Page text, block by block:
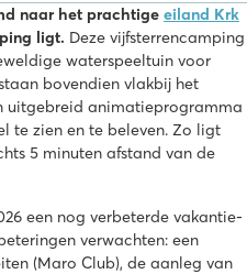
naar het prachtige eiland Krk
ligt. Deze vijfsterrencamping
waterspeeltuin voor
bovendien vlakbij het
uitgebreid animatieprogramma
te zien en te beleven. Zo ligt
5 minuten afstand van de
een nog verbeterde vakantie-
verwachten: een
(Maro Club), de aanleg van